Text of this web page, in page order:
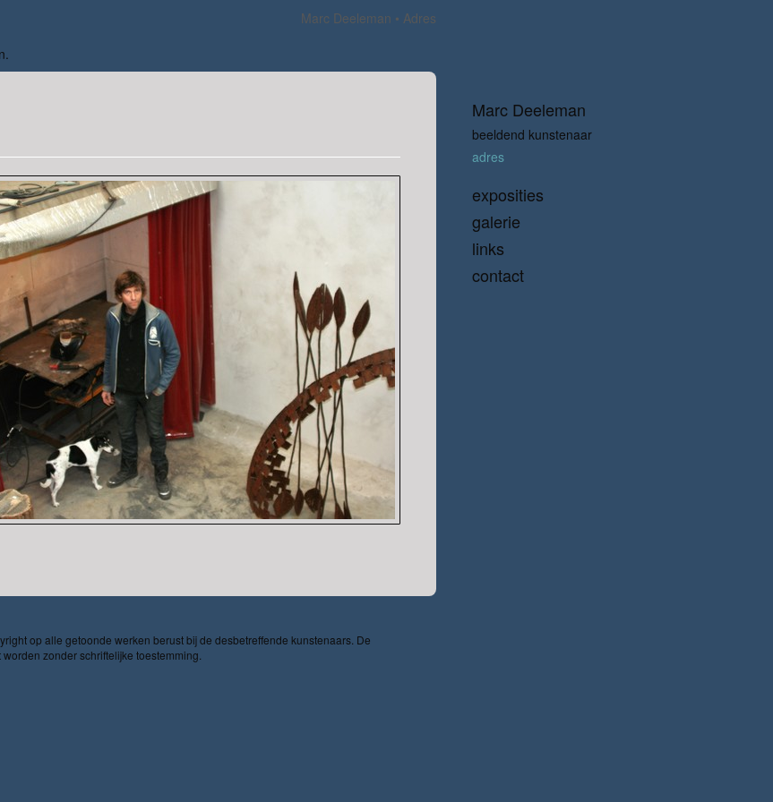
Marc Deeleman
Adres
.
Marc Deeleman
beeldend kunstenaar
adres
exposities
galerie
links
contact
op alle getoonde werken berust bij de desbetreffende kunstenaars. De
zonder schriftelijke toestemming.